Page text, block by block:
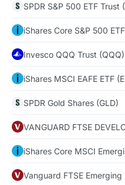
SPDR S&P 500 ETF Trust
iShares Core S&P 500
Invesco QQQ Trust (QQQ)
iShares MSCI EAFE ETF
SPDR Gold Shares (GLD)
VANGUARD FTSE
iShares Core MSCI
Vanguard FTSE